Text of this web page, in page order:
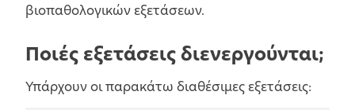
βιοπαθολογικών εξετάσεων.
Ποιές εξετάσεις διενεργούνται;
Υπάρχουν οι παρακάτω διαθέσιμες εξετάσεις: